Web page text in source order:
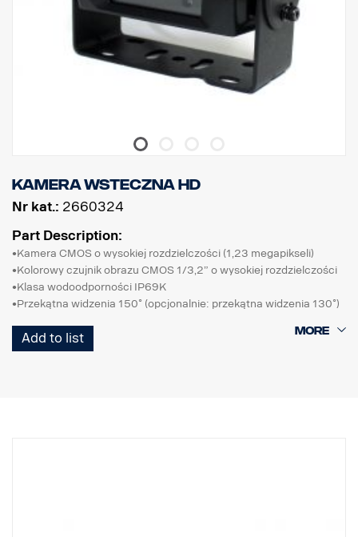
Kamera wsteczna HD
Nr kat.: 2660324
Part Description:
•Kamera CMOS o wysokiej rozdzielczości (1,23 megapikseli)
•Kolorowy czujnik obrazu CMOS 1/3,2” o wysokiej rozdzielczości
•Klasa wodoodporności IP69K
•Przekątna widzenia 150˚ (opcjonalnie: przekątna widzenia 130˚)
•Praca w warunkach bardzo słabego oświetlenia, wbudowana
blokada filtra ICR
Add to list